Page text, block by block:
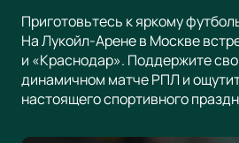
Приготовьтесь к яркому
На Лукойл-Арене в Москве
и «Краснодар». Поддержите
динамичном матче РПЛ и
настоящего спортивного